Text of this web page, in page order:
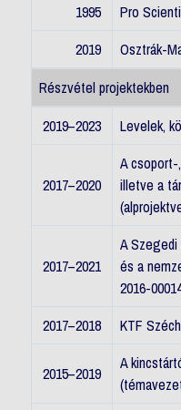
1995
Pro
2019
Osztrák-
Részvétel projektekben
2019–2023
Levelek,
2017–2020
A
illetve a
2017–2021
A
és a
2016-
2017–2018
KTF
2015–2019
A